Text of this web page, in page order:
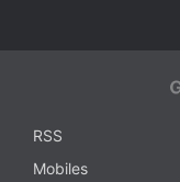
RSS
Mobiles